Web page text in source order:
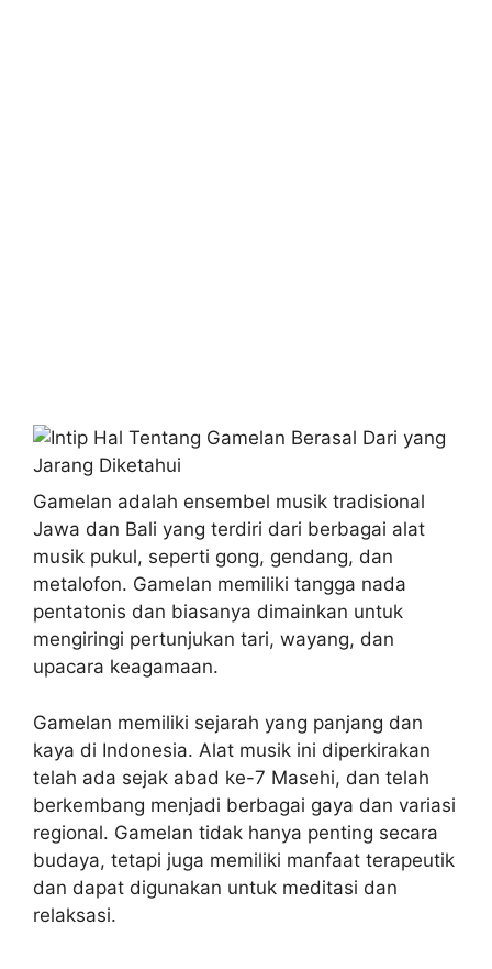
Gamelan adalah ensembel musik tradisional
Jawa dan Bali yang terdiri dari berbagai alat
musik pukul, seperti gong, gendang, dan
metalofon. Gamelan memiliki tangga nada
pentatonis dan biasanya dimainkan untuk
mengiringi pertunjukan tari, wayang, dan
upacara keagamaan.
Gamelan memiliki sejarah yang panjang dan
kaya di Indonesia. Alat musik ini diperkirakan
telah ada sejak abad ke-7 Masehi, dan telah
berkembang menjadi berbagai gaya dan variasi
regional. Gamelan tidak hanya penting secara
budaya, tetapi juga memiliki manfaat terapeutik
dan dapat digunakan untuk meditasi dan
relaksasi.